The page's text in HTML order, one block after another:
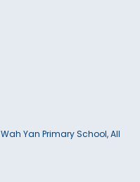
Yan Primary School, All